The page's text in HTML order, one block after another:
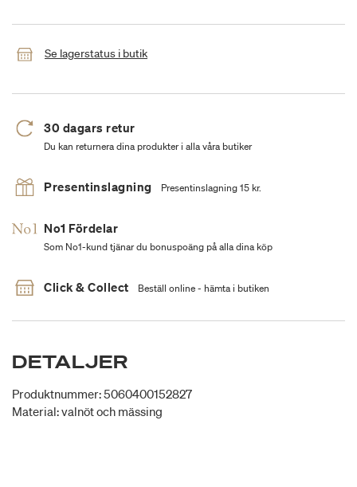
Se lagerstatus i butik
30 dagars retur
Du kan returnera dina produkter i alla våra butiker
Presentinslagning Presentinslagning 15 kr.
No1 Fördelar
Som No1-kund tjänar du bonuspoäng på alla dina köp
Click & Collect Beställ online - hämta i butiken
DETALJER
Produktnummer: 5060400152827
Material: valnöt och mässing